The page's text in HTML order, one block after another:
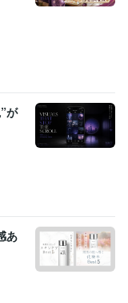
DALL-E:2年
PAINT:4年
Canvaでの資料作成
Canvaで動画づくり
コンサルタント
が
あ